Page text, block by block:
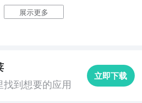
》：这款APP收录了大量经典的儿
该APP提供了各种寓教于乐的绘本
互动游戏，帮助宝宝们开发听觉感
展示更多
找到想要的应用
立即下载